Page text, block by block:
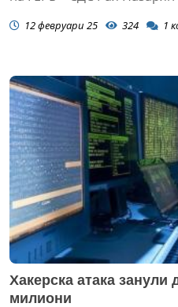
12 февруари 25 324 1
Хакерска атака
милиони